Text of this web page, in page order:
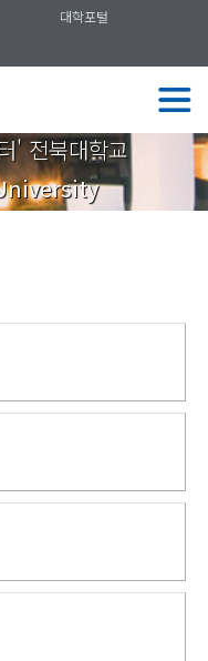
대학포털
' 전북대학교